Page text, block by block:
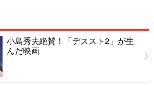
小島秀夫絶賛！「デススト2」が生
んだ映画